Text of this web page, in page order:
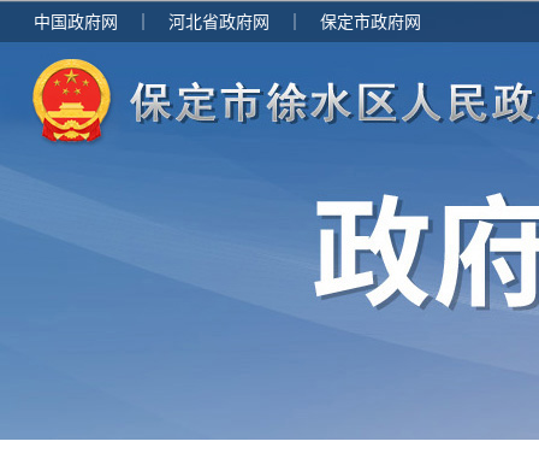
中国政府网 河北省政府网 保定市政府网